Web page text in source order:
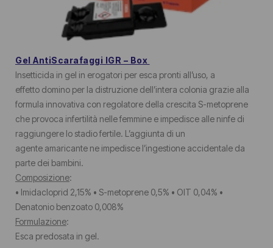
Gel AntiScarafaggi IGR – Box
Insetticida in gel in erogatori per esca pronti all’uso, a
effetto domino per la distruzione dell’intera colonia grazie alla
formula innovativa con regolatore della crescita S-metoprene
che provoca infertilità nelle femmine e impedisce alle ninfe di
raggiungere lo stadio fertile. L’aggiunta di un
agente amaricante ne impedisce l’ingestione accidentale da
parte dei bambini.
Composizione:
• Imidacloprid 2,15% • S-metoprene 0,5% • OIT 0,04% •
Denatonio benzoato 0,008%
Formulazione:
Esca predosata in gel.